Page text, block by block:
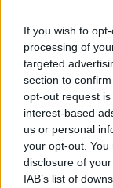
If you wish to
processing of
targeted
section to
opt-out request
interest-based
us or personal
your opt-out.
disclosure of
IAB’s list of
a progresszív,
Később számos
Mini Akusztik
volt, és olyan
nevéhez, mint a
barátság és a